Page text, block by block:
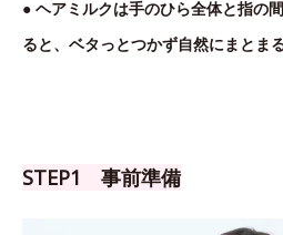
● ヘアミルクは手のひら全体と指の
ると、ベタっとつかず自然にまとま
STEP1 事前準備